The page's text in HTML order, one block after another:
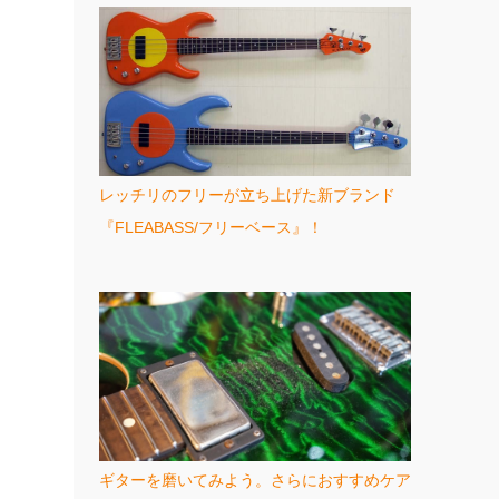
レッチリのフリーが立ち上げた新ブランド
『FLEABASS/フリーベース』！
ギターを磨いてみよう。さらにおすすめケア